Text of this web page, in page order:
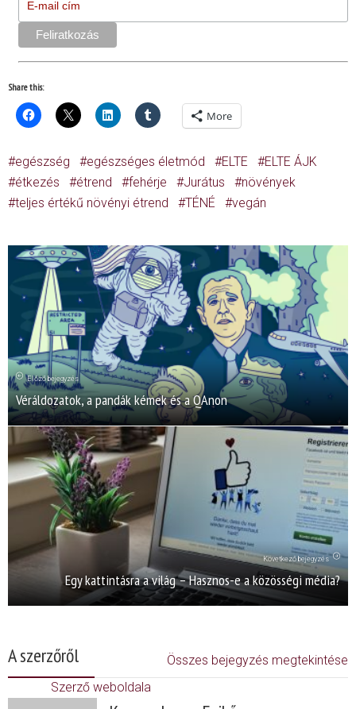
Share this:
More
egészség egészséges életmód ELTE
ELTE ÁJK
étkezés
étrend fehérje Jurátus
növények
teljes értékű növényi étrend
TÉNÉ vegán
Előző bejegyzés
Véráldozatok, a pandák kémek és a QAnon
Következő bejegyzés
Egy kattintásra a világ – Hasznos-e a közösségi média?
A szerzőről
Összes bejegyzés megtekintése
Szerző weboldala